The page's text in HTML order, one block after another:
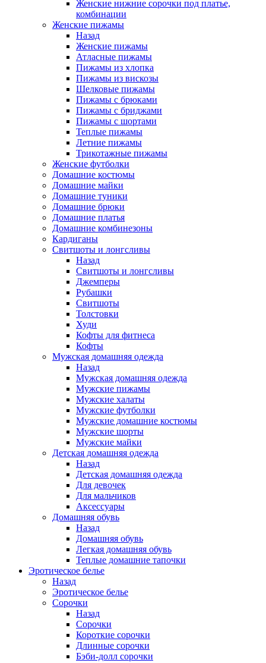
Женские нижние сорочки под платье,
комбинации
Женские пижамы
Назад
Женские пижамы
Атласные пижамы
Пижамы из хлопка
Пижамы из вискозы
Шелковые пижамы
Пижамы с брюками
Пижамы с бриджами
Пижамы с шортами
Теплые пижамы
Летние пижамы
Трикотажные пижамы
Женские футболки
Домашние костюмы
Домашние майки
Домашние туники
Домашние брюки
Домашние платья
Домашние комбинезоны
Кардиганы
Свитшоты и лонгсливы
Назад
Свитшоты и лонгсливы
Джемперы
Рубашки
Свитшоты
Толстовки
Худи
Кофты для фитнеса
Кофты
Мужская домашняя одежда
Назад
Мужская домашняя одежда
Мужские пижамы
Мужские халаты
Мужские футболки
Мужские домашние костюмы
Мужские шорты
Мужские майки
Детская домашняя одежда
Назад
Детская домашняя одежда
Для девочек
Для мальчиков
Аксессуары
Домашняя обувь
Назад
Домашняя обувь
Легкая домашняя обувь
Теплые домашние тапочки
Эротическое белье
Назад
Эротическое белье
Сорочки
Назад
Сорочки
Короткие сорочки
Длинные сорочки
Бэби-долл сорочки